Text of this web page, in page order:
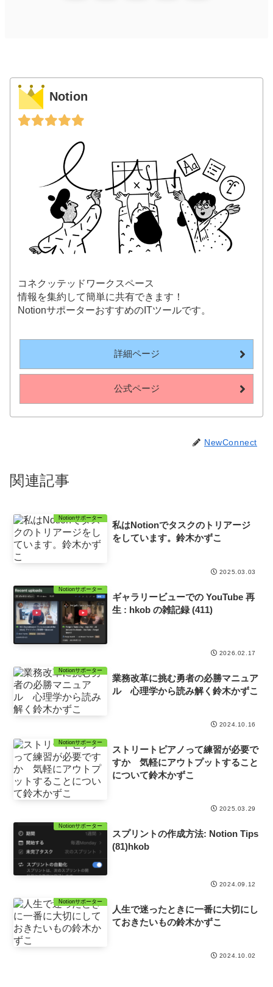
Notion
コネクッテッドワークスペース
情報を集約して簡単に共有できます！
NotionサポーターおすすめのITツールです。
詳細ページ
公式ページ
NewConnect
関連記事
Notionサポーター
私はNotionでタスクのトリアージ
をしています。鈴木かずこ
2025.03.03
Notionサポーター
ギャラリービューでの YouTube 再
生 : hkob の雑記録 (411)
2026.02.17
Notionサポーター
業務改革に挑む勇者の必勝マニュア
ル 心理学から読み解く鈴木かずこ
2024.10.16
Notionサポーター
ストリートピアノって練習が必要で
すか 気軽にアウトプットすること
について鈴木かずこ
2025.03.29
Notionサポーター
スプリントの作成方法: Notion Tips
(81)hkob
2024.09.12
Notionサポーター
人生で迷ったときに一番に大切にし
ておきたいもの鈴木かずこ
2024.10.02